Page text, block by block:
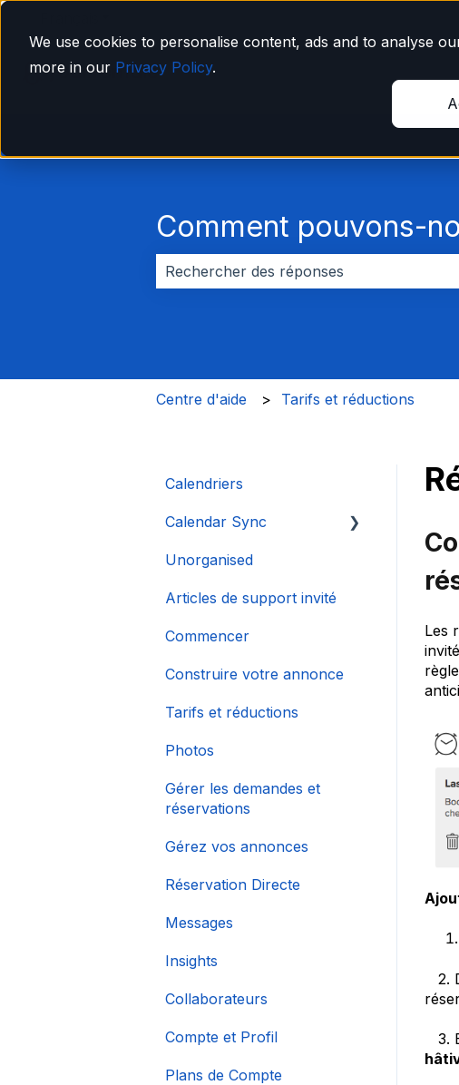
We use cookies to personalise content, ads and to analyse
more in our Privacy Policy.
Comment pouvons-
Centre d'aide Tarifs et réductions
Les
2.
3.
Calendriers
Calendar Sync
Importation de
Unorganised
Articles de support invité
Commencer
Construire votre annonce
Tarifs et réductions
Photos
Gérer les demandes et
réservations
Gérez vos annonces
Réservation Directe
Messages
Insights
Collaborateurs
Compte et Profil
Plans de Compte